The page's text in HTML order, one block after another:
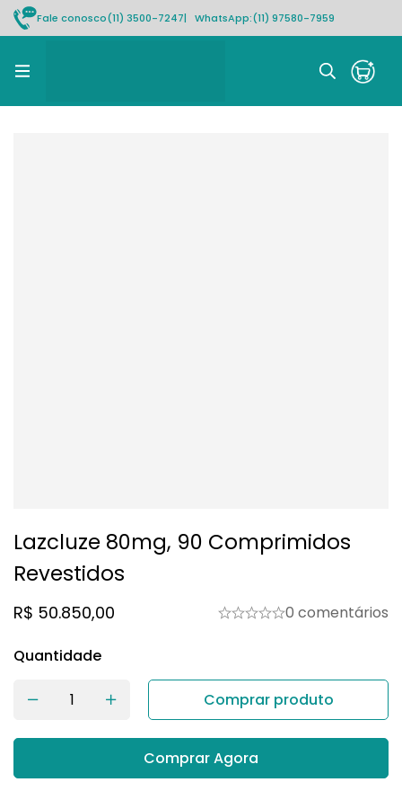
Fale conosco(11) 3500-7247| WhatsApp:(11) 97580-7959
Lazcluze 80mg, 90 Comprimidos
Revestidos
R$ 50.850,00 0 comentários
Quantidade
Comprar produto
Comprar Agora